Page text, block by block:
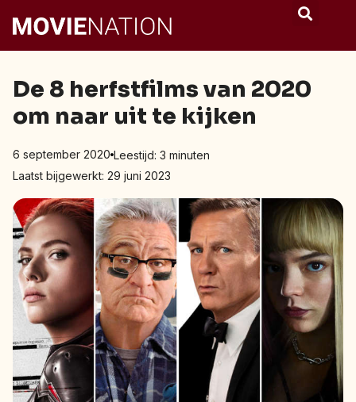
De 8 herfstfilms van 2020
om naar uit te kijken
6 september 2020 Leestijd: 3 minuten
Laatst bijgewerkt: 29 juni 2023